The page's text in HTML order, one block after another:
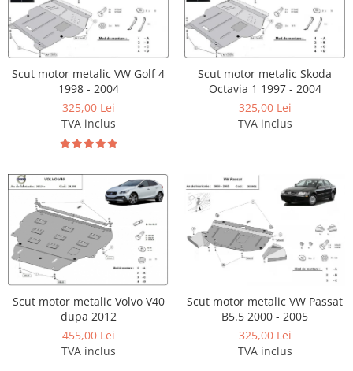
Carlige DS
Carlige Ebro
Carlige Fiat
Carlige Ford
Carlige Honda
Carlige Hyundai
Carlige Isuzu
Carlige Iveco
Carlige Jaecoo
Carlige Jaecoo 5
Carlige Jaecoo 7
Carlige Jaecoo E5
Carlige Kia
Scut motor metalic VW Golf 4
1998 - 2004
325,00 Lei
TVA inclus
Scut motor metalic Skoda
Octavia 1 1997 - 2004
325,00 Lei
TVA inclus
Scut motor metalic Volvo V40
dupa 2012
455,00 Lei
TVA inclus
Scut motor metalic VW Passat
B5.5 2000 - 2005
325,00 Lei
TVA inclus